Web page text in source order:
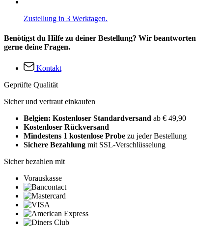
Zustellung in 3 Werktagen.
Benötigst du Hilfe zu deiner Bestellung? Wir beantworten
gerne deine Fragen.
Kontakt
Geprüfte Qualität
Sicher und vertraut einkaufen
Belgien: Kostenloser Standardversand ab € 49,90
Kostenloser Rückversand
Mindestens 1 kostenlose Probe zu jeder Bestellung
Sichere Bezahlung mit SSL-Verschlüsselung
Sicher bezahlen mit
Vorauskasse